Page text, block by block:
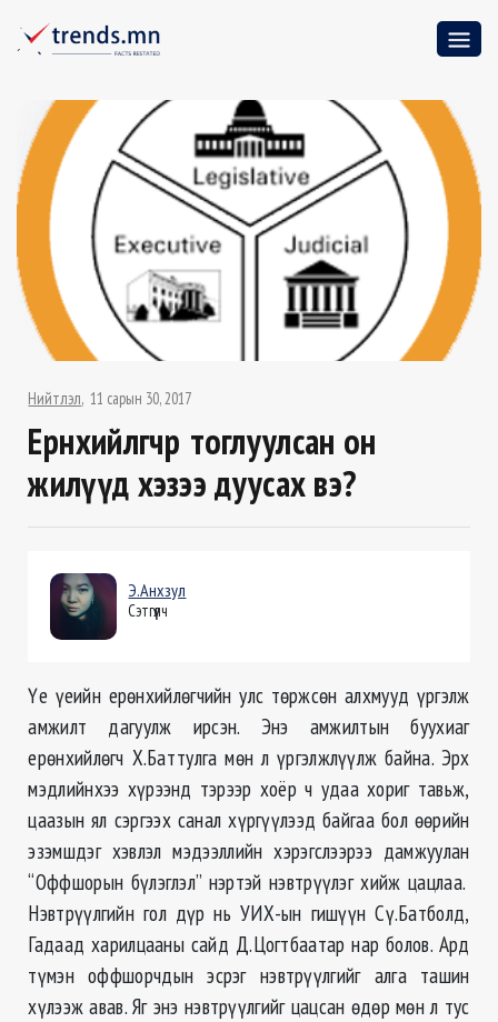
Нийтлэл 11 сарын 30, 2017
Ерөнхийлөгчөөрөө тоглуулсан он
жилүүд хэзээ дуусах вэ?
Э.Анхзул
Сэтгүүлч
Үе үеийн ерөнхийлөгчийн улс төржсөн алхмууд үргэлж
амжилт дагуулж ирсэн. Энэ амжилтын буухиаг
ерөнхийлөгч Х.Баттулга мөн л үргэлжлүүлж байна. Эрх
мэдлийнхээ хүрээнд тэрээр хоёр ч удаа хориг тавьж,
цаазын ял сэргээх санал хүргүүлээд байгаа бол өөрийн
эзэмшдэг хэвлэл мэдээллийн хэрэгслээрээ дамжуулан
“Оффшорын бүлэглэл” нэртэй нэвтрүүлэг хийж цацлаа.
Нэвтрүүлгийн гол дүр нь УИХ-ын гишүүн Сү.Батболд,
Гадаад харилцааны сайд Д.Цогтбаатар нар болов. Ард
түмэн оффшорчдын эсрэг нэвтрүүлгийг алга ташин
хүлээж авав. Яг энэ нэвтрүүлгийг цацсан өдөр мөн л тус